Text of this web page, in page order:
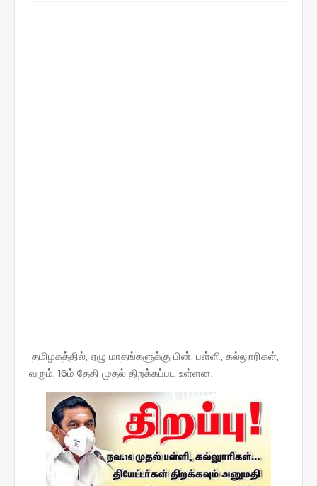
தமிழகத்தில், ஏழு மாதங்களுக்கு பின், பள்ளி, கல்லுாரிகள்,
வரும், 16ம் தேதி முதல் திறக்கப்பட உள்ளன.